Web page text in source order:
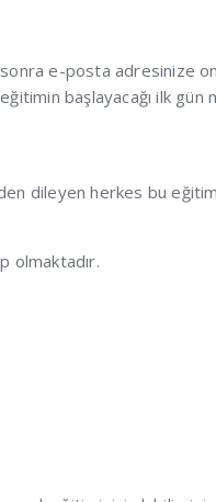
e-posta adresinize
başlayacağı ilk
dileyen herkes bu
olmaktadır.